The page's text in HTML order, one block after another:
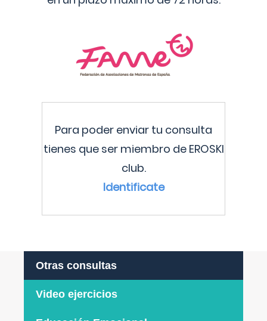
Para poder enviar tu consulta
tienes que ser miembro de EROSKI
club.
Identificate
Otras consultas
Video ejercicios